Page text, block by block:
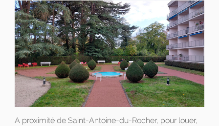
A proximité de Saint-Antoine-du-Rocher, pour louer,